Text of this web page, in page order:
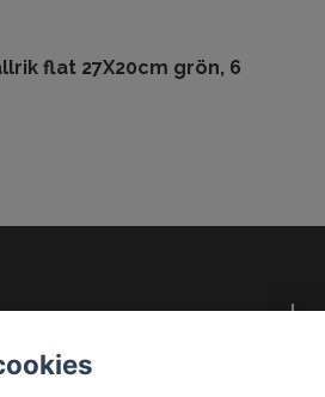
flat 27X20cm grön, 6